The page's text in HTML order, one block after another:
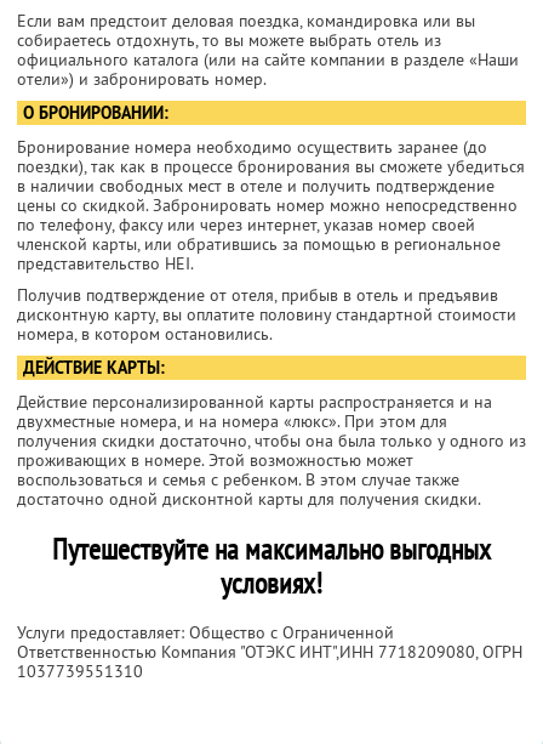
Если вам предстоит деловая поездка, командировка или вы
собираетесь отдохнуть, то вы можете выбрать отель из
официального каталога (или на сайте компании в разделе «Наши
отели») и забронировать номер.
О БРОНИРОВАНИИ:
Бронирование номера необходимо осуществить заранее (до
поездки), так как в процессе бронирования вы сможете убедиться
в наличии свободных мест в отеле и получить подтверждение
цены со скидкой. Забронировать номер можно непосредственно
по телефону, факсу или через интернет, указав номер своей
членской карты, или обратившись за помощью в региональное
представительство HEI.
Получив подтверждение от отеля, прибыв в отель и предъявив
дисконтную карту, вы оплатите половину стандартной стоимости
номера, в котором остановились.
ДЕЙСТВИЕ КАРТЫ:
Действие персонализированной карты распространяется и на
двухместные номера, и на номера «люкс». При этом для
получения скидки достаточно, чтобы она была только у одного из
проживающих в номере. Этой возможностью может
воспользоваться и семья с ребенком. В этом случае также
достаточно одной дисконтной карты для получения скидки.
Путешествуйте на максимально выгодных
условиях!
Услуги предоставляет: Общество с Ограниченной
Ответственностью Компания "ОТЭКС ИНТ",ИНН 7718209080, ОГРН
1037739551310